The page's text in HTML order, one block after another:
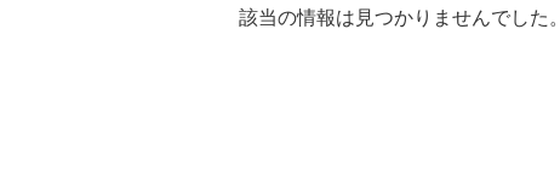
該当の情報は見つかりませんでした。